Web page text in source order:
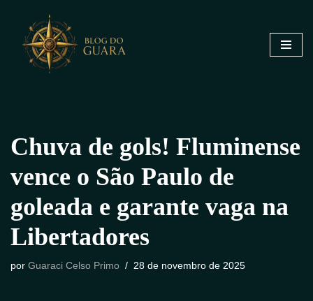
Pular
para
Chuva de gols! Fluminense
vence o São Paulo de
goleada e garante vaga na
Libertadores
por Guaraci Celso Primo 28 de novembro de 2025